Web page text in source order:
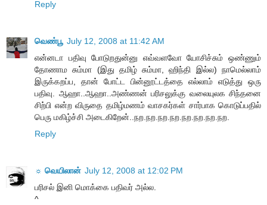
Reply
வெண்பூ July 12, 2008 at 11:42 AM
என்னடா பதிவு போடுறதுன்னு எவ்வளவோ யோசிச்சும் ஒண்ணும்
தோணாம சும்மா (இது தமிழ் சும்மா, ஹிந்தி இல்ல) நாமெல்லாம்
இருக்கறப்ப, தான் போட்ட பின்னூட்டத்தை எல்லாம் எடுத்து ஒரு
பதிவு. ஆஹா..ஆஹா..அண்ணன் பரிசலுக்கு வலையுலக சிந்தனை
சிற்பி என்ற விருதை தமிழ்மணம் வாசகர்கள் சார்பாக கொடுப்பதில்
பெரு மகிழ்ச்சி அடைகிறேன்..நற.நற.நற.நற.நற.நற.நற.நற.
Reply
☼ வெயிலான் July 12, 2008 at 12:02 PM
பரிசல் இனி மொக்கை பதிவர் அல்ல.
^